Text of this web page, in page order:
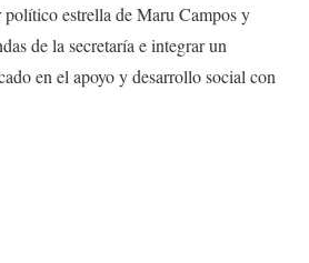
estrella de Maru Campos y
de la secretaría e integrar un
en el apoyo y desarrollo social con